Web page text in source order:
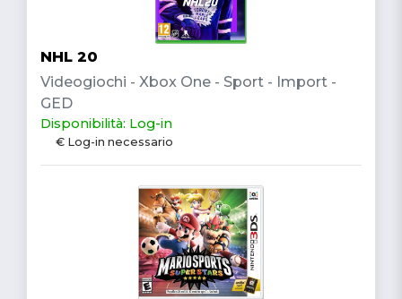
NHL 20
Videogiochi - Xbox One - Sport - Import -
GED
Disponibilità: Log-in
€ Log-in necessario